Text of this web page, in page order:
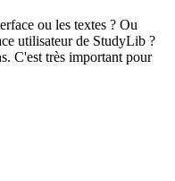
ou les textes ? Ou
utilisateur de StudyLib ?
C'est très important pour